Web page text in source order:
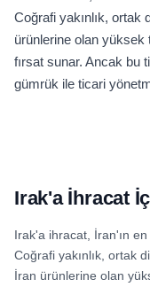
Coğrafi yakınlık, ortak
ürünlerine olan yüksek
fırsat sunar. Ancak bu
gümrük ile ticari
Irak'a İhracat
Irak'a ihracat, İran'ın
Coğrafi yakınlık, ortak
İran ürünlerine olan